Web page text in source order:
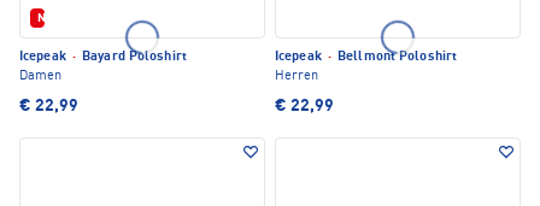
Neu
Icepeak · Bayard Poloshirt
Damen
€ 22,99
Icepeak · Bellmont Poloshirt
Herren
€ 22,99